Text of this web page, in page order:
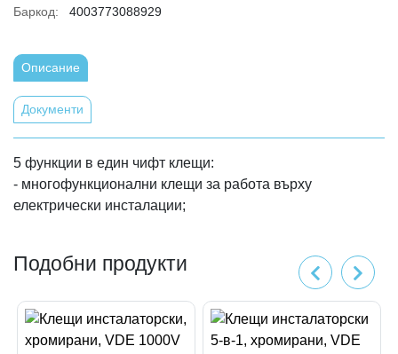
Баркод:
4003773088929
Описание
Документи
5 функции в един чифт клещи:
- многофункционални клещи за работа върху
електрически инсталации;
Подобни продукти